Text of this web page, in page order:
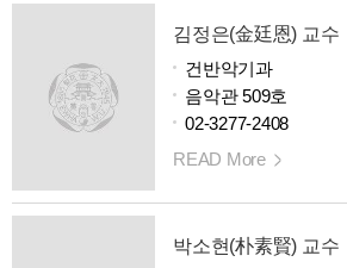
김정은(金廷恩) 교수
건반악기과
음악관 509호
02-3277-2408
READ More
박소현(朴素賢) 교수